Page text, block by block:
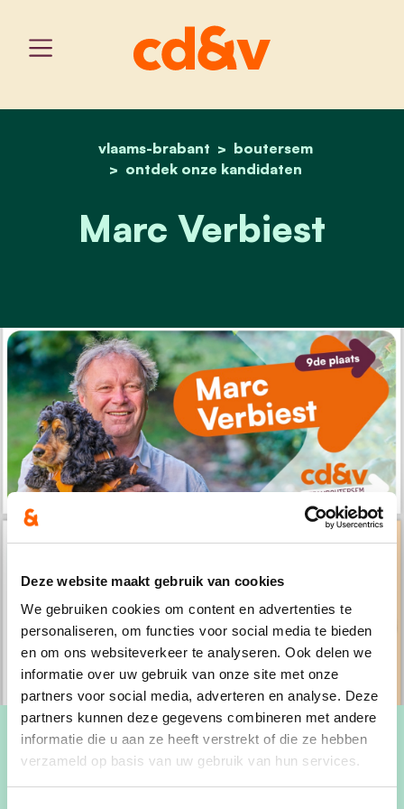
Deze website maakt gebruik van cookies
We gebruiken cookies om content en advertenties te
personaliseren, om functies voor social media te bieden
en om ons websiteverkeer te analyseren. Ook delen we
informatie over uw gebruik van onze site met onze
partners voor social media, adverteren en analyse. Deze
partners kunnen deze gegevens combineren met andere
informatie die u aan ze heeft verstrekt of die ze hebben
verzameld op basis van uw gebruik van hun services.
home
vlaams-brabant
boutersem
ontdek onze kandidaten
marc verbiest
Marc Verbiest